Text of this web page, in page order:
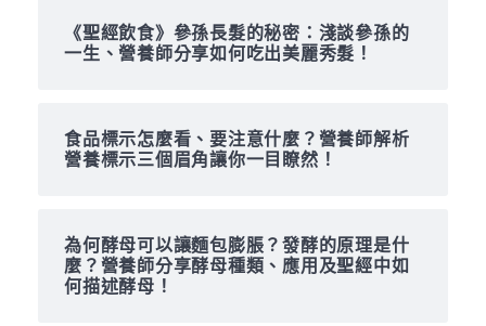
《聖經飲食》參孫長髮的秘密：淺談參孫的
一生、營養師分享如何吃出美麗秀髮！
食品標示怎麼看、要注意什麼？營養師解析
營養標示三個眉角讓你一目瞭然！
為何酵母可以讓麵包膨脹？發酵的原理是什
麼？營養師分享酵母種類、應用及聖經中如
何描述酵母！